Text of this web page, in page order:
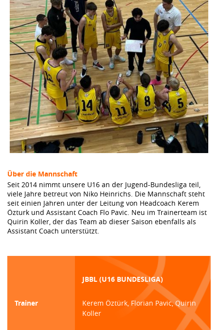
Über die Mannschaft
Seit 2014 nimmt unsere U16 an der Jugend-Bundesliga teil,
viele Jahre betreut von Niko Heinrichs. Die Mannschaft steht
seit einien Jahren unter der Leitung von Headcoach Kerem
Özturk und Assistant Coach Flo Pavic. Neu im Trainerteam ist
Quirin Koller, der das Team ab dieser Saison ebenfalls als
Assistant Coach unterstützt.
JBBL (U16 BUNDESLIGA)
Trainer
Kerem Öztürk, Florian Pavic, Quirin
Koller